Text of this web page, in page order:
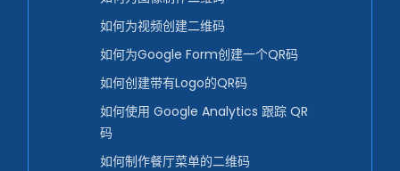
如何为视频创建二维码
如何为Google Form创建一个QR码
如何创建带有Logo的QR码
如何使用 Google Analytics 跟踪 QR
码
如何制作餐厅菜单的二维码